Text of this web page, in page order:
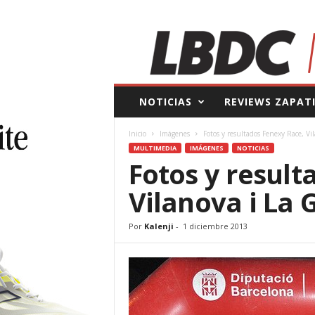
B
NOTICIAS REVIEWS
Inicio Imágenes Fotos y resultados Fenexy Race,
MULTIMEDIA IMÁGENES NOTICIAS
Fotos y
Vilanova i La
Por Kalenji - 1 diciembre 2013